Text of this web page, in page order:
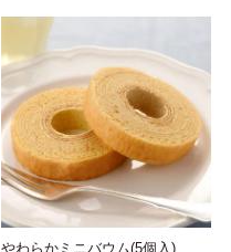
やわらかミニバウム(5個入)